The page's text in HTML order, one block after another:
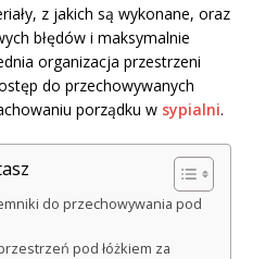
z jakich są wykonane, oraz
błędów i maksymalnie
organizacja przestrzeni
do przechowywanych
porządku w sypialni.
do przechowywania pod
pod łóżkiem za